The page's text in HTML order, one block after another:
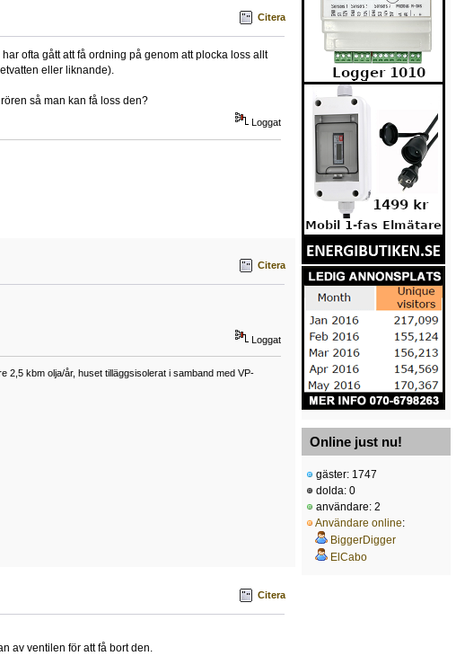
Citera
ofta gått att få ordning på genom att plocka loss allt
eller liknande).
så man kan få loss den?
Loggat
Citera
Loggat
2,5 kbm olja/år, huset tilläggsisolerat i samband med VP-
Citera
av ventilen för att få bort den.
Online just nu!
gäster: 1747
dolda: 0
användare: 2
Användare online:
BiggerDigger
ElCabo